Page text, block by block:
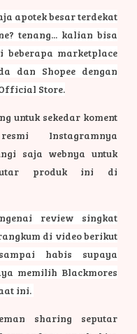
apotek besar terdekat
tenang... kalian bisa
beberapa marketplace
dan Shopee dengan
Store.
untuk sekedar koment
Instagramnya
saja webnya untuk
produk ini di
review singkat
di video berikut
habis supaya
memilih Blackmores
ini.
sharing seputar